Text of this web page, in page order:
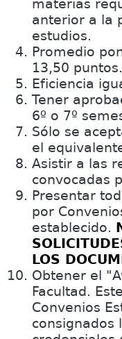
materias
anterior a la
estudios.
Promedio
13,50 puntos.
Eficiencia
Tener
6º o 7º
Sólo se
el
Asistir a las
convocadas
Presentar
por
establecido.
LOS
Obtener el
Facultad.
Convenios
consignados